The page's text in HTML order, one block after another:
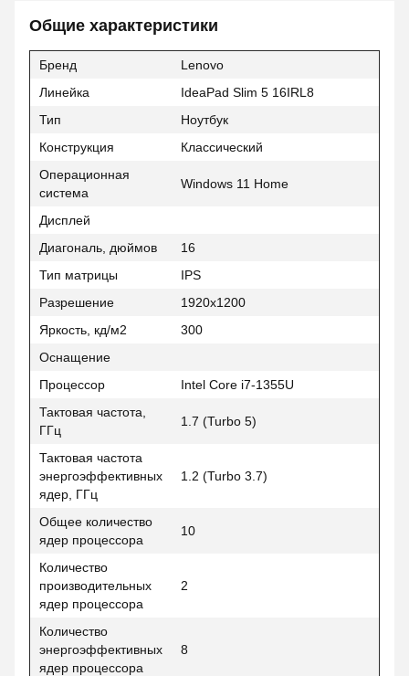
Общие характеристики
Бренд
Lenovo
Линейка
IdeaPad Slim 5 16IRL8
Тип
Ноутбук
Конструкция
Классический
Операционная
система
Windows 11 Home
Дисплей
Диагональ, дюймов
16
Тип матрицы
IPS
Разрешение
1920x1200
Яркость, кд/м2
300
Оснащение
Процессор
Intel Core i7-1355U
Тактовая частота,
ГГц
1.7 (Turbo 5)
Тактовая частота
энергоэффективных
ядер, ГГц
1.2 (Turbo 3.7)
Общее количество
ядер процессора
10
Количество
производительных
ядер процессора
2
Количество
энергоэффективных
ядер процессора
8